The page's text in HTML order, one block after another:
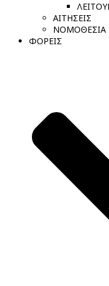
ΑΙΤΗΣΕΙΣ
ΝΟΜΟΘΕΣΙΑ
ΦΟΡΕΙΣ